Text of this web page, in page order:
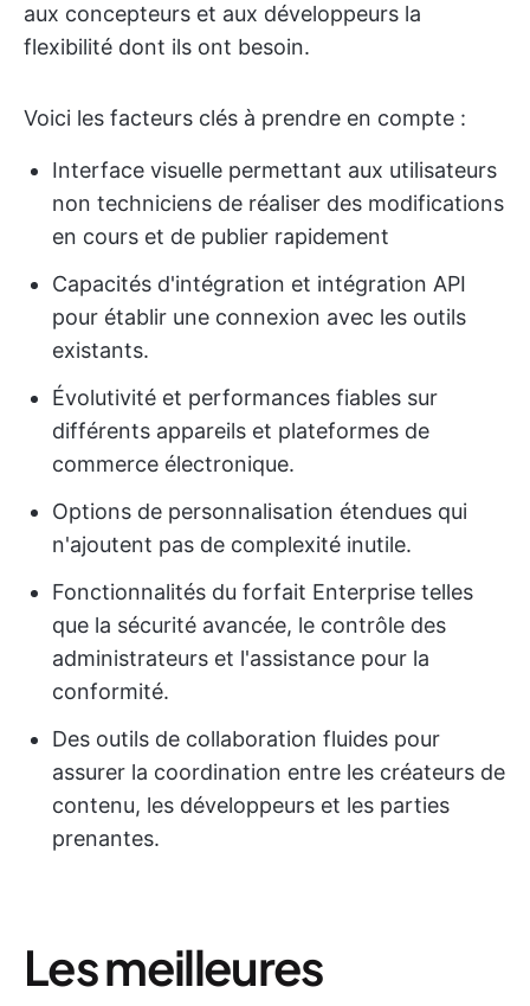
aux concepteurs et aux développeurs la
flexibilité dont ils ont besoin.
Voici les facteurs clés à prendre en compte :
Interface visuelle permettant aux utilisateurs
non techniciens de réaliser des modifications
en cours et de publier rapidement
Capacités d'intégration et intégration API
pour établir une connexion avec les outils
existants.
Évolutivité et performances fiables sur
différents appareils et plateformes de
commerce électronique.
Options de personnalisation étendues qui
n'ajoutent pas de complexité inutile.
Fonctionnalités du forfait Enterprise telles
que la sécurité avancée, le contrôle des
administrateurs et l'assistance pour la
conformité.
Des outils de collaboration fluides pour
assurer la coordination entre les créateurs de
contenu, les développeurs et les parties
prenantes.
Les meilleures